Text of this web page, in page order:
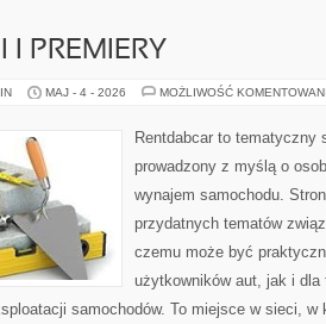
I PREMIERY
MAJ - 4 - 2026 MOŻLIWOŚĆ
Rentdabcar to tematyczny
prowadzony z myślą o
wynajem samochodu.
przydatnych tematów
czemu może być
użytkowników aut, jak i
samochodów. To miejsce w sieci, w